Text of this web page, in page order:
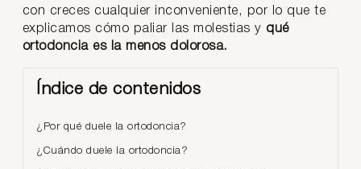
con creces cualquier inconveniente, por lo que te
explicamos cómo paliar las molestias y qué
ortodoncia es la menos dolorosa.
Índice de contenidos
¿Por qué duele la ortodoncia?
¿Cuándo duele la ortodoncia?